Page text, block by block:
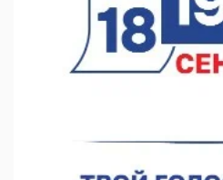
07.08.2026 11:03